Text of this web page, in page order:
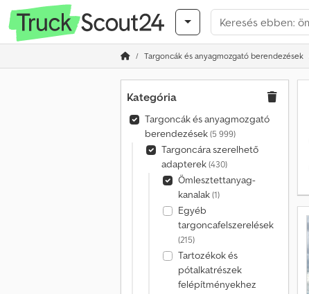
Targoncák és anyagmozgató berendezések
Kategória
Targoncák és anyagmozgató
berendezések(5 999)
Targoncára szerelhető
adapterek(430)
Ömlesztettanyag-
kanalak(1)
Egyéb
targoncafelszerelések
(215)
Tartozékok és
pótalkatrészek
felépítményekhez